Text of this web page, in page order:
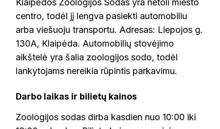
centro, todėl jį lengva pasiekti automobiliu
arba viešuoju transportu. Adresas: Liepojos g.
130A, Klaipėda. Automobilių stovėjimo
aikštelė yra šalia zoologijos sodo, todėl
lankytojams nereikia rūpintis parkavimu.
Darbo laikas ir bilietų kainos
Zoologijos sodas dirba kasdien nuo 10:00 iki